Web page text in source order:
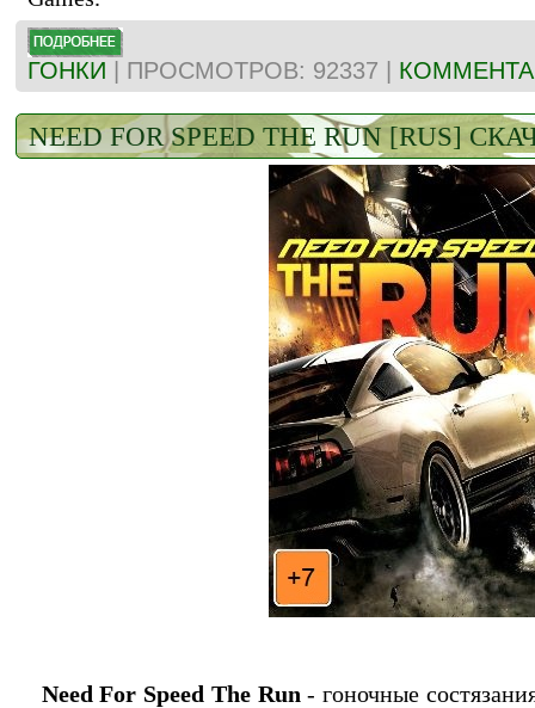
ГОНКИ | ПРОСМОТРОВ: 92337 |
NEED FOR SPEED THE RUN [RUS]
Need For Speed The Run - гоночные